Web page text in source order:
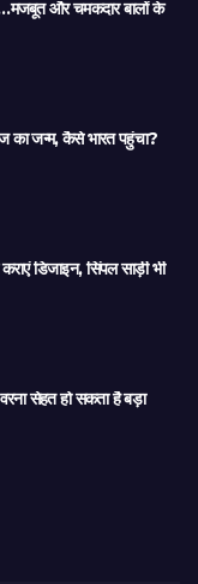
और चमकदार बालों के
का जन्म, कैसे भारत पहुंचा?
डिजाइन, सिंपल साड़ी भी
सेहत हो सकता है बड़ा